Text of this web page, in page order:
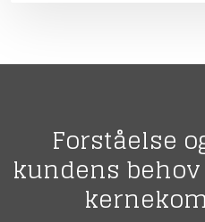
Forståelse
kundens